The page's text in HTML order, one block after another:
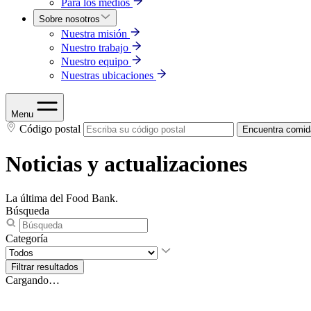
Para los medios
Sobre nosotros
Nuestra misión
Nuestro trabajo
Nuestro equipo
Nuestras ubicaciones
Menu
Código postal Encuentra
Noticias y actualizaciones
La última del Food Bank.
Búsqueda
Categoría
Cargando…